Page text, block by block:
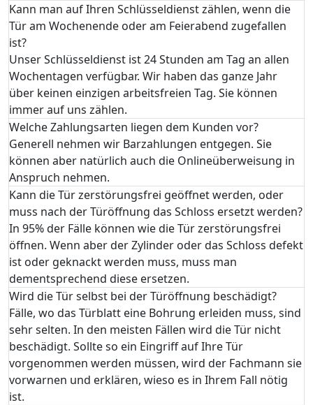
Kann man auf Ihren Schlüsseldienst zählen, wenn die
Tür am Wochenende oder am Feierabend zugefallen
ist?
Unser Schlüsseldienst ist 24 Stunden am Tag an allen
Wochentagen verfügbar. Wir haben das ganze Jahr
über keinen einzigen arbeitsfreien Tag. Sie können
immer auf uns zählen.
Welche Zahlungsarten liegen dem Kunden vor?
Generell nehmen wir Barzahlungen entgegen. Sie
können aber natürlich auch die Onlineüberweisung in
Anspruch nehmen.
Kann die Tür zerstörungsfrei geöffnet werden, oder
muss nach der Türöffnung das Schloss ersetzt werden?
In 95% der Fälle können wie die Tür zerstörungsfrei
öffnen. Wenn aber der Zylinder oder das Schloss defekt
ist oder geknackt werden muss, muss man
dementsprechend diese ersetzen.
Wird die Tür selbst bei der Türöffnung beschädigt?
Fälle, wo das Türblatt eine Bohrung erleiden muss, sind
sehr selten. In den meisten Fällen wird die Tür nicht
beschädigt. Sollte so ein Eingriff auf Ihre Tür
vorgenommen werden müssen, wird der Fachmann sie
vorwarnen und erklären, wieso es in Ihrem Fall nötig
ist.